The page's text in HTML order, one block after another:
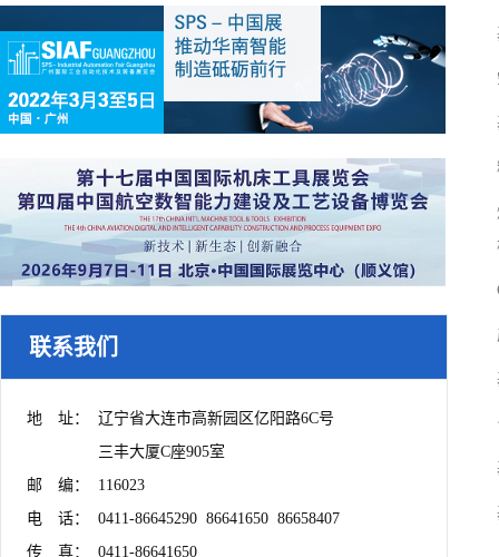
联系我们
地　址：	辽宁省大连市高新园区亿阳路6C号
邮　编：	116023
电　话：	0411-86645290  86641650  86658407
传　真：	0411-86641650